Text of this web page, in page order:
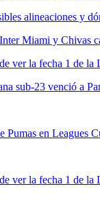
alineaciones y
Miami y Chivas
ver la fecha 1 de la
sub-23 venció a
en Leagues
ver la fecha 1 de la